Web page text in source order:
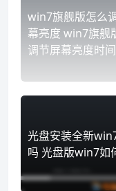
win7旗舰版怎么
幕亮度 win7旗舰
调节屏幕亮度时间
光盘安装全新
吗 光盘版win7如